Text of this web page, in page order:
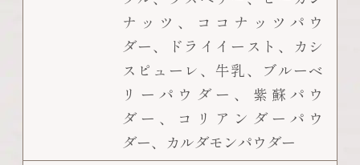
ナッツ、ココナッツパウ
ダー、ドライイースト、カシ
スピューレ、牛乳、ブルーベ
リーパウダー、紫蘇パウ
ダー、コリアンダーパウ
ダー、カルダモンパウダー